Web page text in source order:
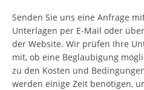
Senden Sie uns eine Anfrage
Unterlagen per E-Mail oder
der Website. Wir prüfen Ihre
mit, ob eine Beglaubigung
zu den Kosten und
werden einige Zeit benötigen,